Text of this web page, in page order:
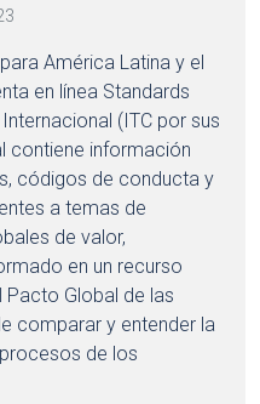
América Latina y el
en línea Standards
(ITC por sus
contiene información
códigos de conducta y
a temas de
de valor,
en un recurso
Global de las
comparar y entender la
de los